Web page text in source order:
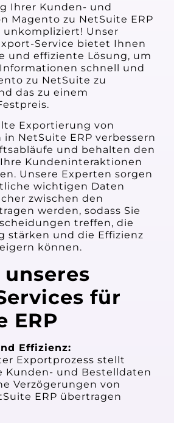
Ihrer Kunden- und
Magento zu NetSuite ERP
unkompliziert! Unser
Service bietet Ihnen
und effiziente Lösung, um
schnell und
zu NetSuite zu
das zu einem
Exportierung von
NetSuite ERP verbessern
und behalten den
Kundeninteraktionen
Unsere Experten sorgen
wichtigen Daten
zwischen den
werden, sodass Sie
treffen, die
stärken und die Effizienz
können.
für
ERP
Effizienz:
Exportprozess stellt
Kunden- und Bestelldaten
Verzögerungen von
ERP übertragen